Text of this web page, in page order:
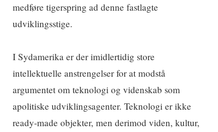
medføre tigerspring ad denne fastlagte
udviklingsstige.
I Sydamerika er der imidlertidig store
intellektuelle anstrengelser for at modstå
argumentet om teknologi og videnskab som
apolitiske udviklingsagenter. Teknologi er ikke
ready-made objekter, men derimod viden, kultur,